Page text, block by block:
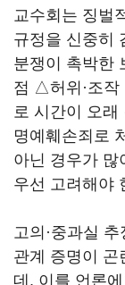
교수회는 징벌
규정을 신중히
분쟁이 촉박한
점 △허위·조작
로 시간이 오
명예훼손죄로
아닌 경우가 많
우선 고려해야
고의·중과실
관계 증명이 곤
데, 이를 언론